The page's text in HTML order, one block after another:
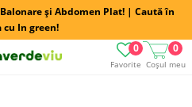
și Abdomen Plat! | Caută în
cu In green!
Favorite
0
Coșul meu
0